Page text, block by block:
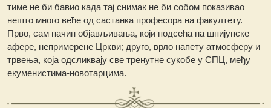
тиме не би бавио када тај снимак не би собом показивао
нешто много веће од састанка професора на факултету.
Прво, сам начин објављивања, који подсећа на шпијунске
афере, непримерене Цркви; друго, врло напету атмосферу и
трвења, која одсликвају све тренутне сукобе у СПЦ, међу
екуменистима-новотарцима.